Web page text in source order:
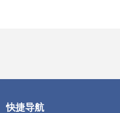
快捷导航